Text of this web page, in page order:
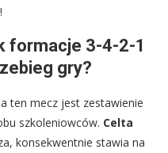
formacje 3-4-2-1
gry?
ten mecz jest zestawienie
szkoleniowców. Celta
konsekwentnie stawia na